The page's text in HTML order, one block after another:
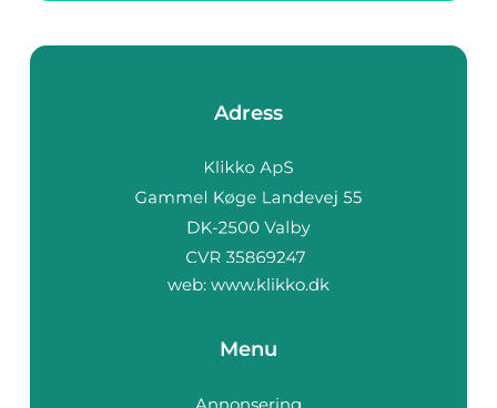
Adress
web: www.klikko.dk
Menu
Annonsering